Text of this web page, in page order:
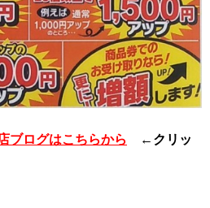
ブログはこちらから
←クリッ